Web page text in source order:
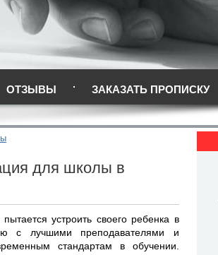
ОТЗЫВЫ ЗАКАЗАТЬ ПРОПИСКУ
для школы в
устроить своего ребенка в
с лучшими преподавателями и
стандартам в обучении.